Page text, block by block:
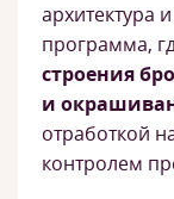
программа,
строения
и
отработкой
контролем